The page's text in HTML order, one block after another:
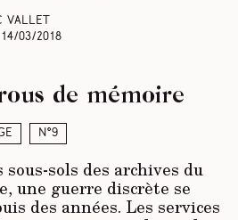
Vallet
14/03/2018
N°9
de mémoire
sous-sols des archives du
une guerre discrète se
des années. Les services